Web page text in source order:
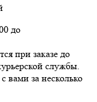
до
при заказе до
службы.
вами за несколько